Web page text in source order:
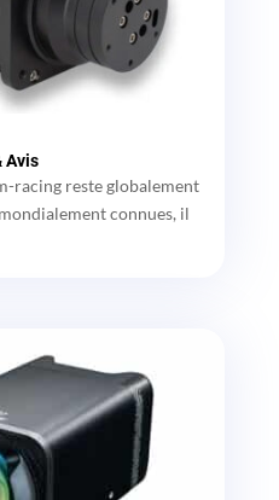
Avis
racing reste globalement
connues, il